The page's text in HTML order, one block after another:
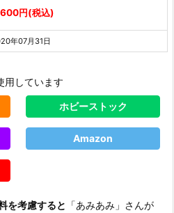
円(税込)
年07月31日
用しています
ホビーストック
Amazon
を考慮すると 「あみあみ」さんが